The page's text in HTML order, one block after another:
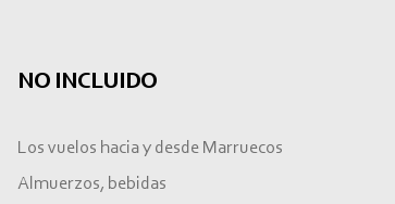
NO INCLUIDO
Los vuelos hacia y desde Marruecos
Almuerzos, bebidas